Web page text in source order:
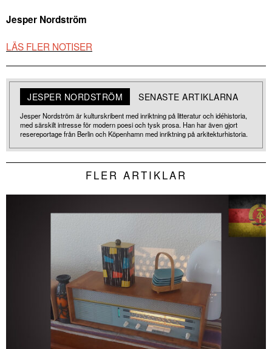
Jesper Nordström
LÄS FLER NOTISER
JESPER NORDSTRÖM SENASTE ARTIKLARNA
Jesper Nordström är kulturskribent med inriktning på litteratur och idéhistoria,
med särskilt intresse för modern poesi och tysk prosa. Han har även gjort
resereportage från Berlin och Köpenhamn med inriktning på arkitekturhistoria.
FLER ARTIKLAR